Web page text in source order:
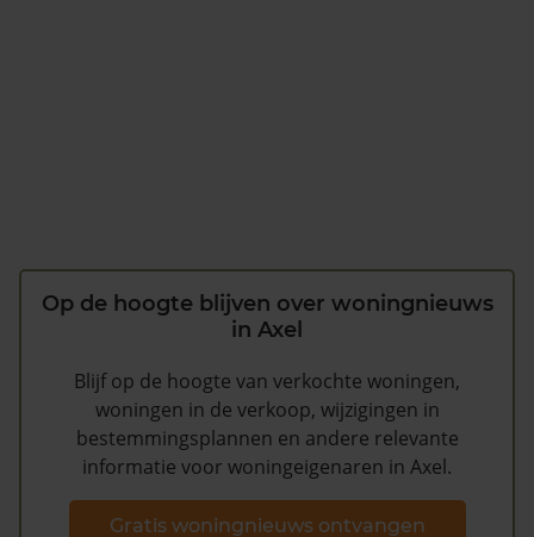
Op de hoogte blijven over woningnieuws
in Axel
Blijf op de hoogte van verkochte woningen,
woningen in de verkoop, wijzigingen in
bestemmingsplannen en andere relevante
informatie voor woningeigenaren in Axel.
Gratis woningnieuws ontvangen